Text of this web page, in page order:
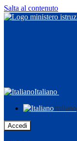
Salta al contenuto
Italiano
Italiano
Accedi